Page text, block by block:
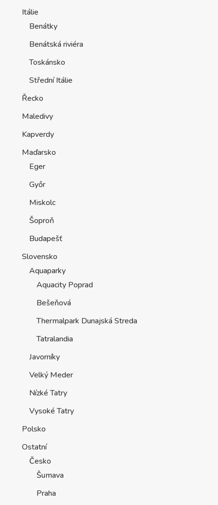
Itálie
Benátky
Benátská riviéra
Toskánsko
Střední Itálie
Řecko
Maledivy
Kapverdy
Maďarsko
Eger
Győr
Miskolc
Šoproň
Budapešť
Slovensko
Aquaparky
Aquacity Poprad
Bešeňová
Thermalpark Dunajská Streda
Tatralandia
Javorníky
Velký Meder
Nízké Tatry
Vysoké Tatry
Polsko
Ostatní
Česko
Šumava
Praha